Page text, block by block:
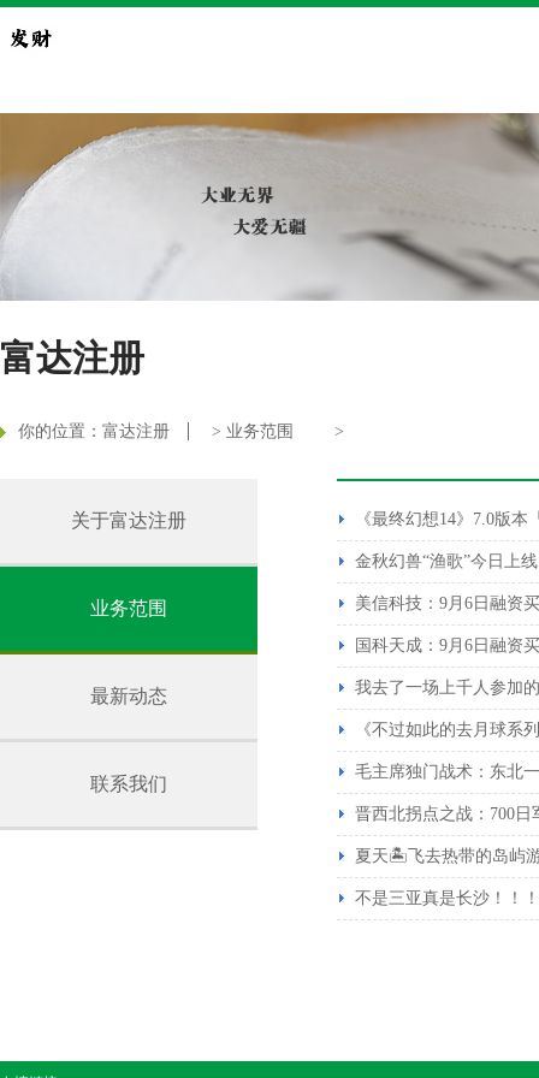
富达注册
你的位置： 富达注册 > 业务范围 >
关于富达注册
业务范围
最新动态
联系我们
《最终幻想14》7.0版
金秋幻兽“渔歌”今日上
美信科技：9月6日融资
国科天成：9月6日融资
我去了一场上千人参加
《不过如此的去月球系
毛主席独门战术：东北
晋西北拐点之战：700
夏天🏝️飞去热带的岛屿
不是三亚真是长沙！！